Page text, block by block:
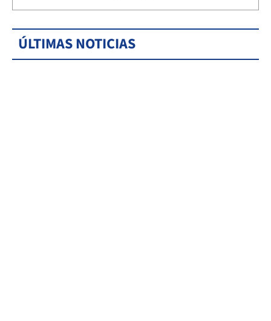
ÚLTIMAS NOTICIAS